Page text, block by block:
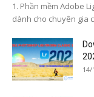
1. Phần mềm Adobe
dành cho chuyên gia
14/